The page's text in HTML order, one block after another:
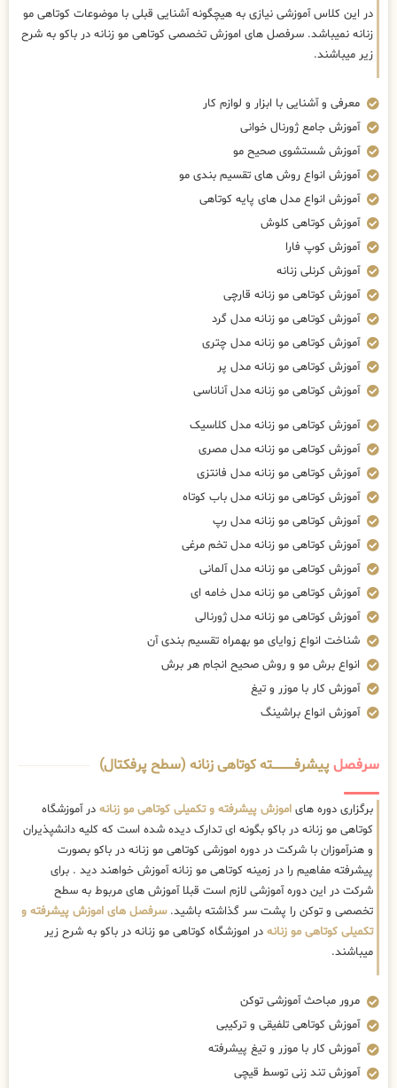
در این کلاس آموزشی نیازی به هیچگونه آشنایی قبلی با موضوعات کوتاهی مو
زنانه نمیباشد. سرفصل های اموزش تخصصی کوتاهی مو زنانه در باکو به شرح
زیر میباشند.
معرفی و آشنایی با ابزار و لوازم کار
آموزش جامع ژورنال خوانی
آموزش شستشوی صحیح مو
آموزش انواع روش های تقسیم بندی مو
آموزش انواع مدل های پایه کوتاهی
آموزش کوتاهی کلوش
آموزش کوپ فارا
آموزش کرنلی زنانه
آموزش کوتاهی مو زنانه قارچی
آموزش کوتاهی مو زنانه مدل گرد
آموزش کوتاهی مو زنانه مدل چتری
آموزش کوتاهی مو زنانه مدل پر
آموزش کوتاهی مو زنانه مدل آناناسی
آموزش کوتاهی مو زنانه مدل کلاسیک
آموزش کوتاهی مو زنانه مدل مصری
آموزش کوتاهی مو زنانه مدل فانتزی
آموزش کوتاهی مو زنانه مدل باب کوتاه
آموزش کوتاهی مو زنانه مدل رپ
آموزش کوتاهی مو زنانه مدل تخم مرغی
آموزش کوتاهی مو زنانه مدل آلمانی
آموزش کوتاهی مو زنانه مدل خامه ای
آموزش کوتاهی مو زنانه مدل ژورنالی
شناخت انواع زوایای مو بهمراه تقسیم بندی آن
انواع برش مو و روش صحیح انجام هر برش
آموزش کار با موزر و تیغ
آموزش انواع براشینگ
سرفصلپیشرفــــــــــــته کوتاهی زنانه (سطح پرفکتال)
برگزاری دوره های اموزش پیشرفته و تکمیلی کوتاهی مو زنانه در آموزشگاه
کوتاهی مو زنانه در باکو بگونه ای تدارک دیده شده است که کلیه دانشپذیران
و هنرآموزان با شرکت در دوره اموزشی کوتاهی مو زنانه در باکو بصورت
پیشرفته مفاهیم را در زمینه کوتاهی مو زنانه آموزش خواهند دید . برای
شرکت در این دوره آموزشی لازم است قبلا آموزش های مربوط به سطح
تخصصی و توکن را پشت سر گذاشته باشید.سرفصل های اموزش پیشرفته و
تکمیلی کوتاهی مو زنانه در اموزشگاه کوتاهی مو زنانه در باکو به شرح زیر
میباشند.
مرور مباحث آموزشی توکن
آموزش کوتاهی تلفیقی و ترکیبی
آموزش کار با موزر و تیغ پیشرفته
آموزش تند زنی توسط قیچی